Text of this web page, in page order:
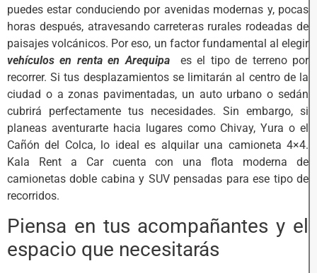
puedes estar conduciendo por avenidas modernas y, pocas
horas después, atravesando carreteras rurales rodeadas de
paisajes volcánicos. Por eso, un factor fundamental al elegir
vehículos en renta en Arequipaes el tipo de terreno por
recorrer. Si tus desplazamientos se limitarán al centro de la
ciudad o a zonas pavimentadas, un auto urbano o sedán
cubrirá perfectamente tus necesidades. Sin embargo, si
planeas aventurarte hacia lugares como Chivay, Yura o el
Cañón del Colca, lo ideal es alquilar una camioneta 4×4.
Kala Rent a Car cuenta con una flota moderna de
camionetas doble cabina y SUV pensadas para ese tipo de
recorridos.
Piensa en tus acompañantes y el
espacio que necesitarás